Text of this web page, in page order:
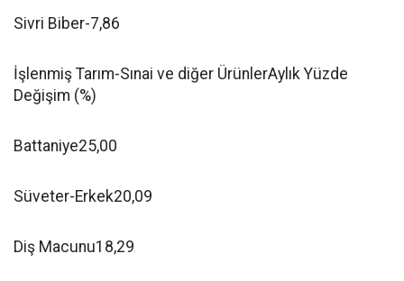
Sivri Biber-7,86
İşlenmiş Tarım-Sınai ve diğer ÜrünlerAylık Yüzde
Değişim (%)
Battaniye25,00
Süveter-Erkek20,09
Diş Macunu18,29